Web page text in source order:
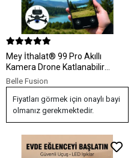
Mey İthalat® 99 Pro Akıllı
Kamera Drone Katlanabilir
Gövde 4K HD Kamera ve APP
Kontrolü
Belle Fusion
Fiyatları görmek için onaylı bayi
olmanız gerekmektedir.